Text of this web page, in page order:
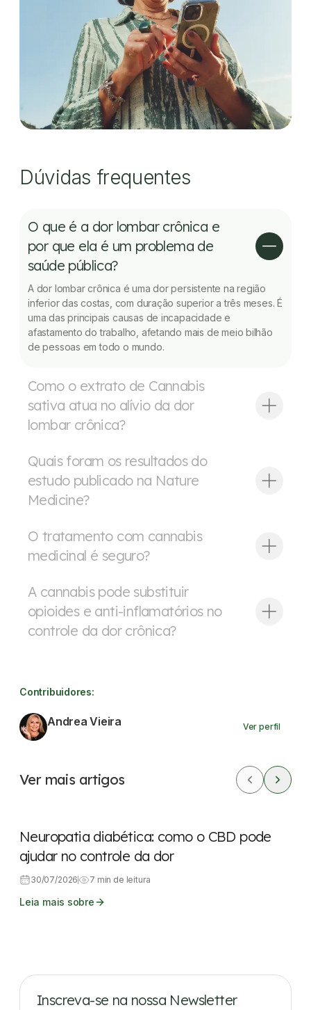
Dúvidas frequentes
O que é a dor lombar crônica e
por que ela é um problema de
saúde pública?
A dor lombar crônica é uma dor persistente na região
inferior das costas, com duração superior a três meses. É
uma das principais causas de incapacidade e
afastamento do trabalho, afetando mais de meio bilhão
de pessoas em todo o mundo.
Como o extrato de Cannabis
sativa atua no alívio da dor
lombar crônica?
Quais foram os resultados do
estudo publicado na Nature
Medicine?
O tratamento com cannabis
medicinal é seguro?
A cannabis pode substituir
opioides e anti-inflamatórios no
controle da dor crônica?
Contribuidores:
Andrea Vieira Ver perfil
Ver mais artigos
CBD Dores
Neuropatia diabética: como o CBD pode
ajudar no controle da dor
30/07/2026 7 min de leitura
Leia mais sobre
Inscreva-se na nossa Newsletter